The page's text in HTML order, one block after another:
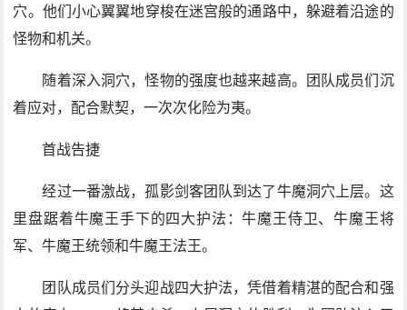
穴。他们小心翼翼地穿梭在迷宫般的通路中，躲避着沿途的
怪物和机关。
随着深入洞穴，怪物的强度也越来越高。团队成员们沉
着应对，配合默契，一次次化险为夷。
首战告捷
经过一番激战，孤影剑客团队到达了牛魔洞穴上层。这
里盘踞着牛魔王手下的四大护法：牛魔王侍卫、牛魔王将
军、牛魔王统领和牛魔王法王。
团队成员们分头迎战四大护法，凭借着精湛的配合和强